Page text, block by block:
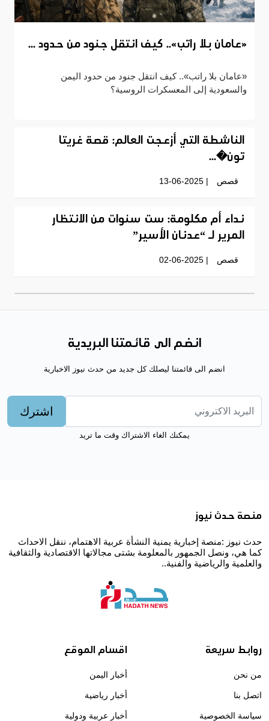
«عامان بلا راتب».. كيف انتقل جنود من حدود ...
«عامان بلا راتب».. كيف انتقل جنود من حدود اليمن
والسعودية إلى المعسكرات الروسية؟
الناشطة التي أزعجت العالم: قصة غريتا
تون�...
قصص | 13-06-2025
نداء أم مكلومة: ست سنوات من الانتظار
المرير لـ “عدنان الأسير”
قصص | 02-06-2025
انضم الى قائمتنا البريدية
انضم الى قائمتنا ليصلك كل جديد من حدث نيوز الاخبارية
اشترك
يمكنك الغاء الاشتراك وقت ما تريد
منصة حدث نيوز
حدث نيوز :منصة إخبارية يمنية النشأة عربية الاهتمام، ننقل الاحداث
كما هي، ونصل الجمهور بالمعلومة بشتى مجالاتها الاقتصادية والثقافية
والعلمية والرياضية والفنية..
روابط سريعة
من نحن
اتصل بنا
سياسة الخصوصية
اقسام الموقع
أخبار اليمن
أخبار رياضية
أخبار عربية ودولية